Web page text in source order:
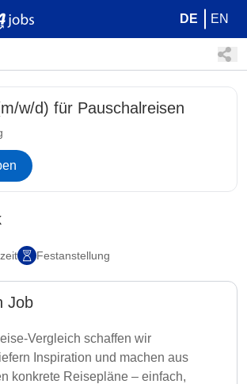
DE EN
w/d) für Pauschalreisen
Festanstellung
Job
Vergleich schaffen wir
Inspiration und machen aus
konkrete Reisepläne – einfach,